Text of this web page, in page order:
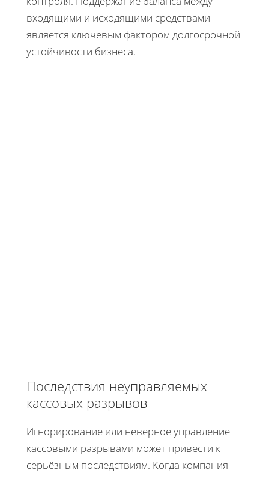
входящими и исходящими средствами
является ключевым фактором долгосрочной
устойчивости бизнеса.
Последствия неуправляемых
кассовых разрывов
Игнорирование или неверное управление
кассовыми разрывами может привести к
серьёзным последствиям. Когда компания